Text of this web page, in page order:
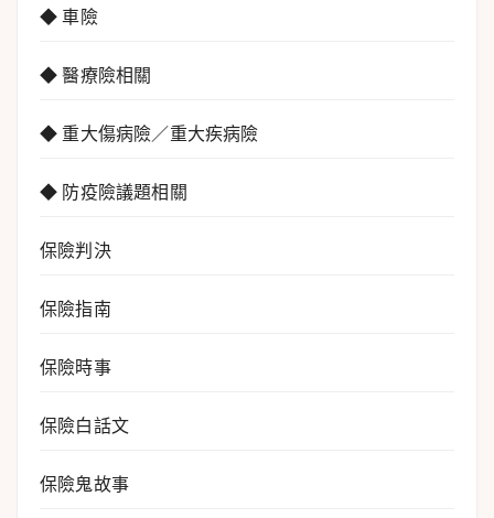
◆ 車險
◆ 醫療險相關
◆ 重大傷病險／重大疾病險
◆ 防疫險議題相關
保險判決
保險指南
保險時事
保險白話文
保險鬼故事